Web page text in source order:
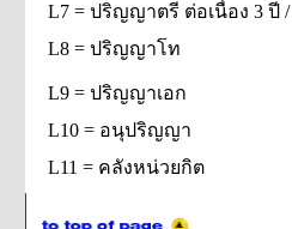
L7 = ปริญญาตรี ต่อเนื่อง 3 ปี
L8 = ปริญญาโท
L9 = ปริญญาเอก
L10 = อนุปริญญา
L11 = คลังหน่วยกิต